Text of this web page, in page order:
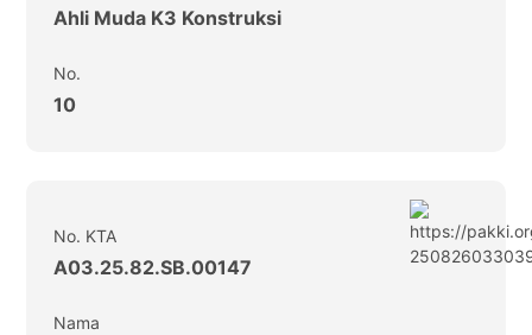
Ahli Muda K3 Konstruksi
No.
10
No. KTA
A03.25.82.SB.00147
Nama